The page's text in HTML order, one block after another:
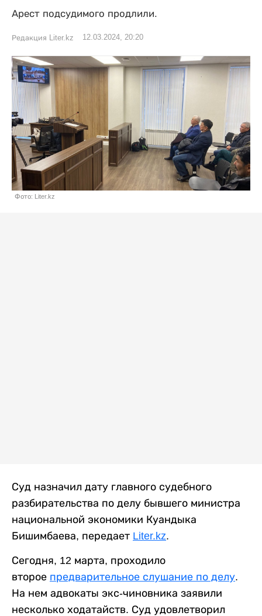
Арест подсудимого продлили.
Редакция Liter.kz 12.03.2024, 20:20
Фото: Liter.kz
Суд назначил дату главного судебного
разбирательства по делу бывшего министра
национальной экономики Куандыка
Бишимбаева, передает Liter.kz.
Сегодня, 12 марта, проходило
второе предварительное слушание по делу.
На нем адвокаты экс-чиновника заявили
несколько ходатайств. Суд удовлетворил